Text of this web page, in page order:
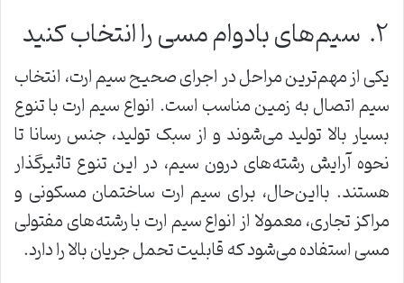
۲. سیم‌های بادوام مسی را انتخاب کنید
یکی از مهم‌ترین مراحل در اجرای صحیح سیم ارت، انتخاب
سیم اتصال به زمین مناسب است. انواع سیم ارت با تنوع
بسیار بالا تولید می‌شوند و از سبک تولید، جنس رسانا تا
نحوه آرایش رشته‌های درون سیم، در این تنوع تاثیرگذار
هستند. بااین‌حال، برای سیم ارت ساختمان مسکونی و
مراکز تجاری، معمولا از انواع سیم ارت با رشته‌های مفتولی
مسی استفاده می‌شود که قابلیت تحمل جریان بالا را دارد.